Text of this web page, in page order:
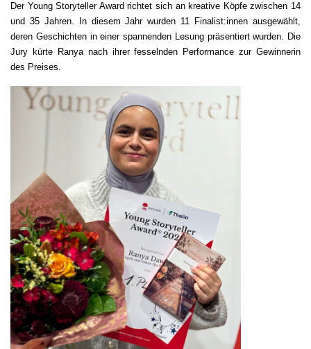
Der Young Storyteller Award richtet sich an kreative Köpfe zwischen 14
und 35 Jahren. In diesem Jahr wurden 11 Finalist:innen ausgewählt,
deren Geschichten in einer spannenden Lesung präsentiert wurden. Die
Jury kürte Ranya nach ihrer fesselnden Performance zur Gewinnerin
des Preises.